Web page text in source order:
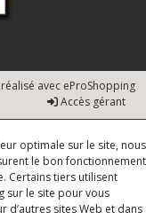
avec eProShopping
Accès gérant
optimale sur le site, nous
le bon fonctionnement
Certains tiers utilisent
sur le site pour vous
d’autres sites Web et dans